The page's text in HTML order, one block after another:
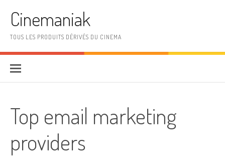
Cinemaniak
TOUS LES PRODUITS DÉRIVÉS DU CINEMA
Top email marketing
providers